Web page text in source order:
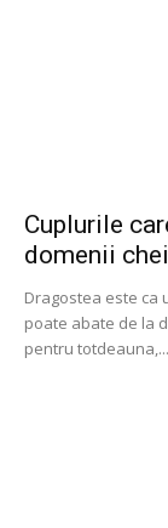
Cuplurile
domenii
Dragostea este ca
poate abate de la
pentru totdeauna,...